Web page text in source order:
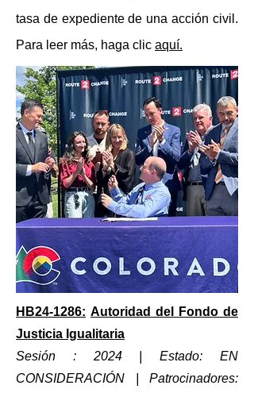
tasa de expediente de una acción civil.
Para leer más, haga clic aquí.
HB24-1286: Autoridad del Fondo de
Justicia Igualitaria
Sesión : 2024 | Estado: EN
CONSIDERACIÓN
| Patrocinadores: